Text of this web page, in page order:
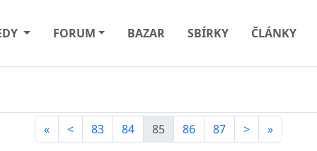
FORUM BAZAR SBÍRKY ČLÁNKY
« < 83 84 85 86 87 > »